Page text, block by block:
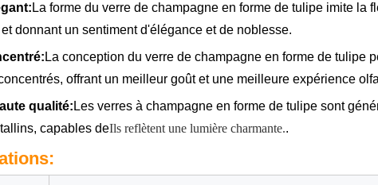
La forme du verre de champagne en forme de tulipe imite la
donnant un sentiment d'élégance et de noblesse.
La conception du verre de champagne en forme de tulipe
offrant un meilleur goût et une meilleure expérience
qualité: Les verres à champagne en forme de tulipe sont
capables deIls reflètent une lumière charmante..
: